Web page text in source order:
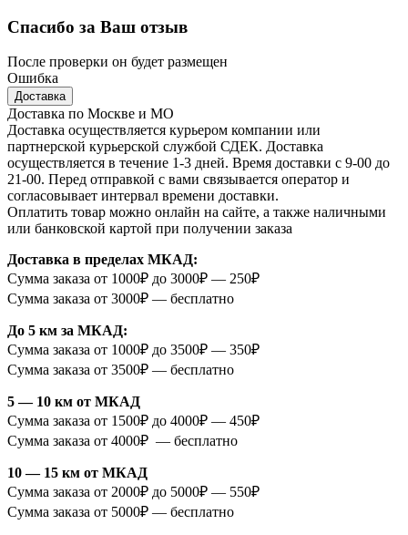
Спасибо за Ваш отзыв
После проверки он будет размещен
Ошибка
Доставка
Доставка по Москве и МО
Доставка осуществляется курьером компании или
партнерской курьерской службой СДЕК. Доставка
осуществляется в течение 1-3 дней. Время доставки с 9-00 до
21-00. Перед отправкой с вами связывается оператор и
согласовывает интервал времени доставки.
Оплатить товар можно онлайн на сайте, а также наличными
или банковской картой при получении заказа
Доставка в пределах МКАД:
Сумма заказа от 1000₽ до 3000₽ — 250₽
Сумма заказа от 3000₽ — бесплатно
До 5 км за МКАД:
Сумма заказа от 1000₽ до 3500₽ — 350₽
Сумма заказа от 3500₽ — бесплатно
5 — 10 км от МКАД
Сумма заказа от 1500₽ до 4000₽ — 450₽
Сумма заказа от 4000₽ — бесплатно
10 — 15 км от МКАД
Сумма заказа от 2000₽ до 5000₽ — 550₽
Сумма заказа от 5000₽ — бесплатно